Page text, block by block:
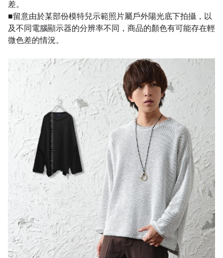
差。
■留意由於某部份模特兒示範照片屬戶外陽光底下拍攝，以
及不同電腦顯示器的分辨率不同，商品的顏色有可能存在輕
微色差的情況。